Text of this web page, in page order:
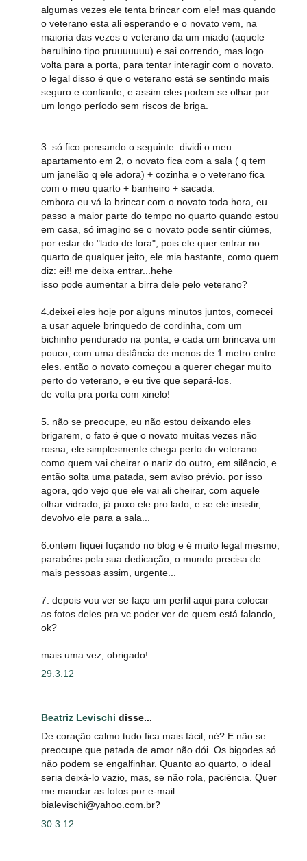
algumas vezes ele tenta brincar com ele! mas quando
o veterano esta ali esperando e o novato vem, na
maioria das vezes o veterano da um miado (aquele
barulhino tipo pruuuuuuu) e sai correndo, mas logo
volta para a porta, para tentar interagir com o novato.
o legal disso é que o veterano está se sentindo mais
seguro e confiante, e assim eles podem se olhar por
um longo período sem riscos de briga.
3. só fico pensando o seguinte: dividi o meu
apartamento em 2, o novato fica com a sala ( q tem
um janelão q ele adora) + cozinha e o veterano fica
com o meu quarto + banheiro + sacada.
embora eu vá la brincar com o novato toda hora, eu
passo a maior parte do tempo no quarto quando estou
em casa, só imagino se o novato pode sentir ciúmes,
por estar do "lado de fora", pois ele quer entrar no
quarto de qualquer jeito, ele mia bastante, como quem
diz: ei!! me deixa entrar...hehe
isso pode aumentar a birra dele pelo veterano?
4.deixei eles hoje por alguns minutos juntos, comecei
a usar aquele brinquedo de cordinha, com um
bichinho pendurado na ponta, e cada um brincava um
pouco, com uma distância de menos de 1 metro entre
eles. então o novato começou a querer chegar muito
perto do veterano, e eu tive que separá-los.
de volta pra porta com xinelo!
5. não se preocupe, eu não estou deixando eles
brigarem, o fato é que o novato muitas vezes não
rosna, ele simplesmente chega perto do veterano
como quem vai cheirar o nariz do outro, em silêncio, e
então solta uma patada, sem aviso prévio. por isso
agora, qdo vejo que ele vai ali cheirar, com aquele
olhar vidrado, já puxo ele pro lado, e se ele insistir,
devolvo ele para a sala...
6.ontem fiquei fuçando no blog e é muito legal mesmo,
parabéns pela sua dedicação, o mundo precisa de
mais pessoas assim, urgente...
7. depois vou ver se faço um perfil aqui para colocar
as fotos deles pra vc poder ver de quem está falando,
ok?
mais uma vez, obrigado!
29.3.12
Beatriz Levischi disse...
De coração calmo tudo fica mais fácil, né? E não se
preocupe que patada de amor não dói. Os bigodes só
não podem se engalfinhar. Quanto ao quarto, o ideal
seria deixá-lo vazio, mas, se não rola, paciência. Quer
me mandar as fotos por e-mail:
bialevischi@yahoo.com.br?
30.3.12